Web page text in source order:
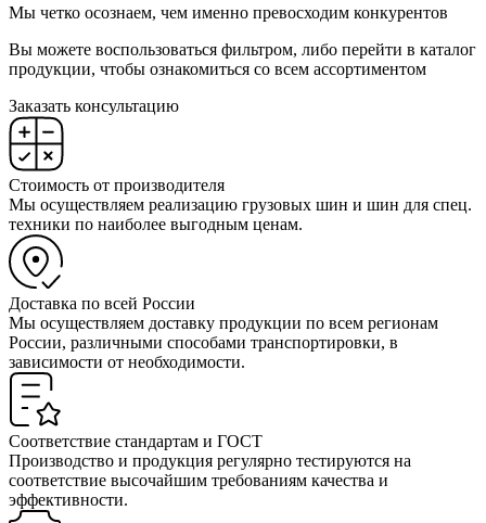
Мы четко осознаем, чем именно превосходим конкурентов
Вы можете воспользоваться фильтром, либо перейти в каталог
продукции, чтобы ознакомиться со всем ассортиментом
Заказать консультацию
Стоимость от производителя
Мы осуществляем реализацию грузовых шин и шин для спец.
техники по наиболее выгодным ценам.
Доставка по всей России
Мы осуществляем доставку продукции по всем регионам
России, различными способами транспортировки, в
зависимости от необходимости.
Соответствие стандартам и ГОСТ
Производство и продукция регулярно тестируются на
соответствие высочайшим требованиям качества и
эффективности.